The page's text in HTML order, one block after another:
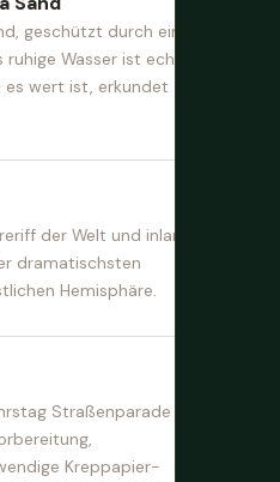
geschützt durch ein Riff.
Wasser ist echt, und
wert ist, erkundet zu
der Welt und inlandige
dramatischsten
Hemisphäre.
Straßenparade in
Kreppapier-